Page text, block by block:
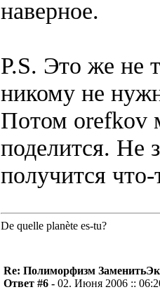
наверное.
P.S. Это же не
никому не
Потом orefkov
поделится. Не
получится что-
De quelle planète es-tu?
Re: Полиморфизм
Ответ #6 - 02. Июня 2006 ::